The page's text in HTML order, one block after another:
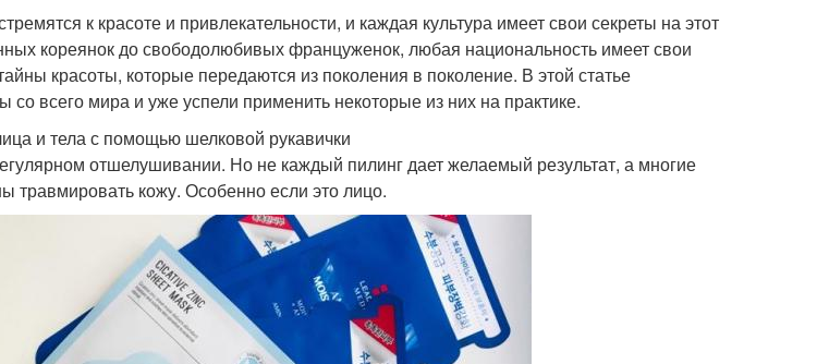
к красоте и привлекательности, и каждая культура имеет свои секреты на этот
кореянок до свободолюбивых француженок, любая национальность имеет свои
красоты, которые передаются из поколения в поколение. В этой статье
со всего мира и уже успели применить некоторые из них на практике.
и тела с помощью шелковой рукавички
отшелушивании. Но не каждый пилинг дает желаемый результат, а многие
травмировать кожу. Особенно если это лицо.